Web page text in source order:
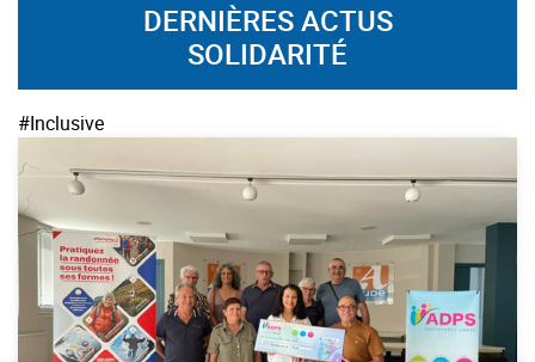
DERNIÈRES ACTUS
SOLIDARITÉ
#Inclusive